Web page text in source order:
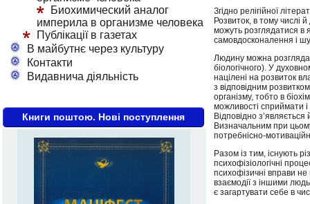
Биохимический аналог
империла в организме человека
Публікації в газетах
В майбутнє через культуру
Контакти
Видавнича діяльність
Книги поштою. Нові поступлення
Згідно релігійної
Розвиток, в тому числі
можуть розглядатися в
самовдосконалення і
Людину можна
біологічного). У
націлені на розвиток
з відповідним
організму, тобто в
можливості сприймати
Відповідно
Визначальним при
потребнісно-
Разом із тим, існують
психофізіологічні
психофізичні вправи
взаємодії з іншими
є загартувати себе в